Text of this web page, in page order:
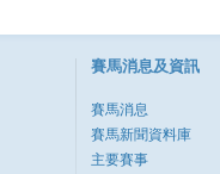
賽馬消息及資訊
賽馬消息
賽馬新聞資料庫
主要賽事